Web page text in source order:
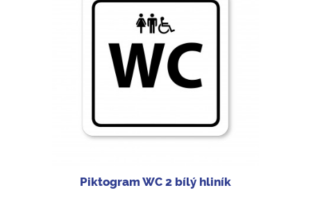
Piktogram WC 2 bílý hliník